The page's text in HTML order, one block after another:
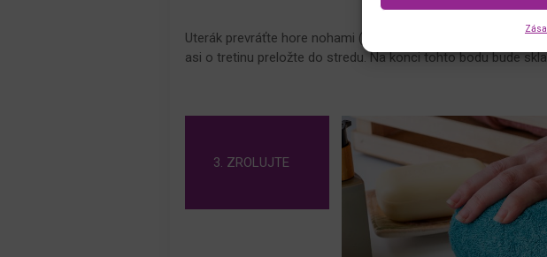
Uterák prevráťte hore nohami (uvidíte len horný a spodný cíp,
asi o tretinu preložte do stredu. Na konci tohto bodu bude
3. ZROLUJTE